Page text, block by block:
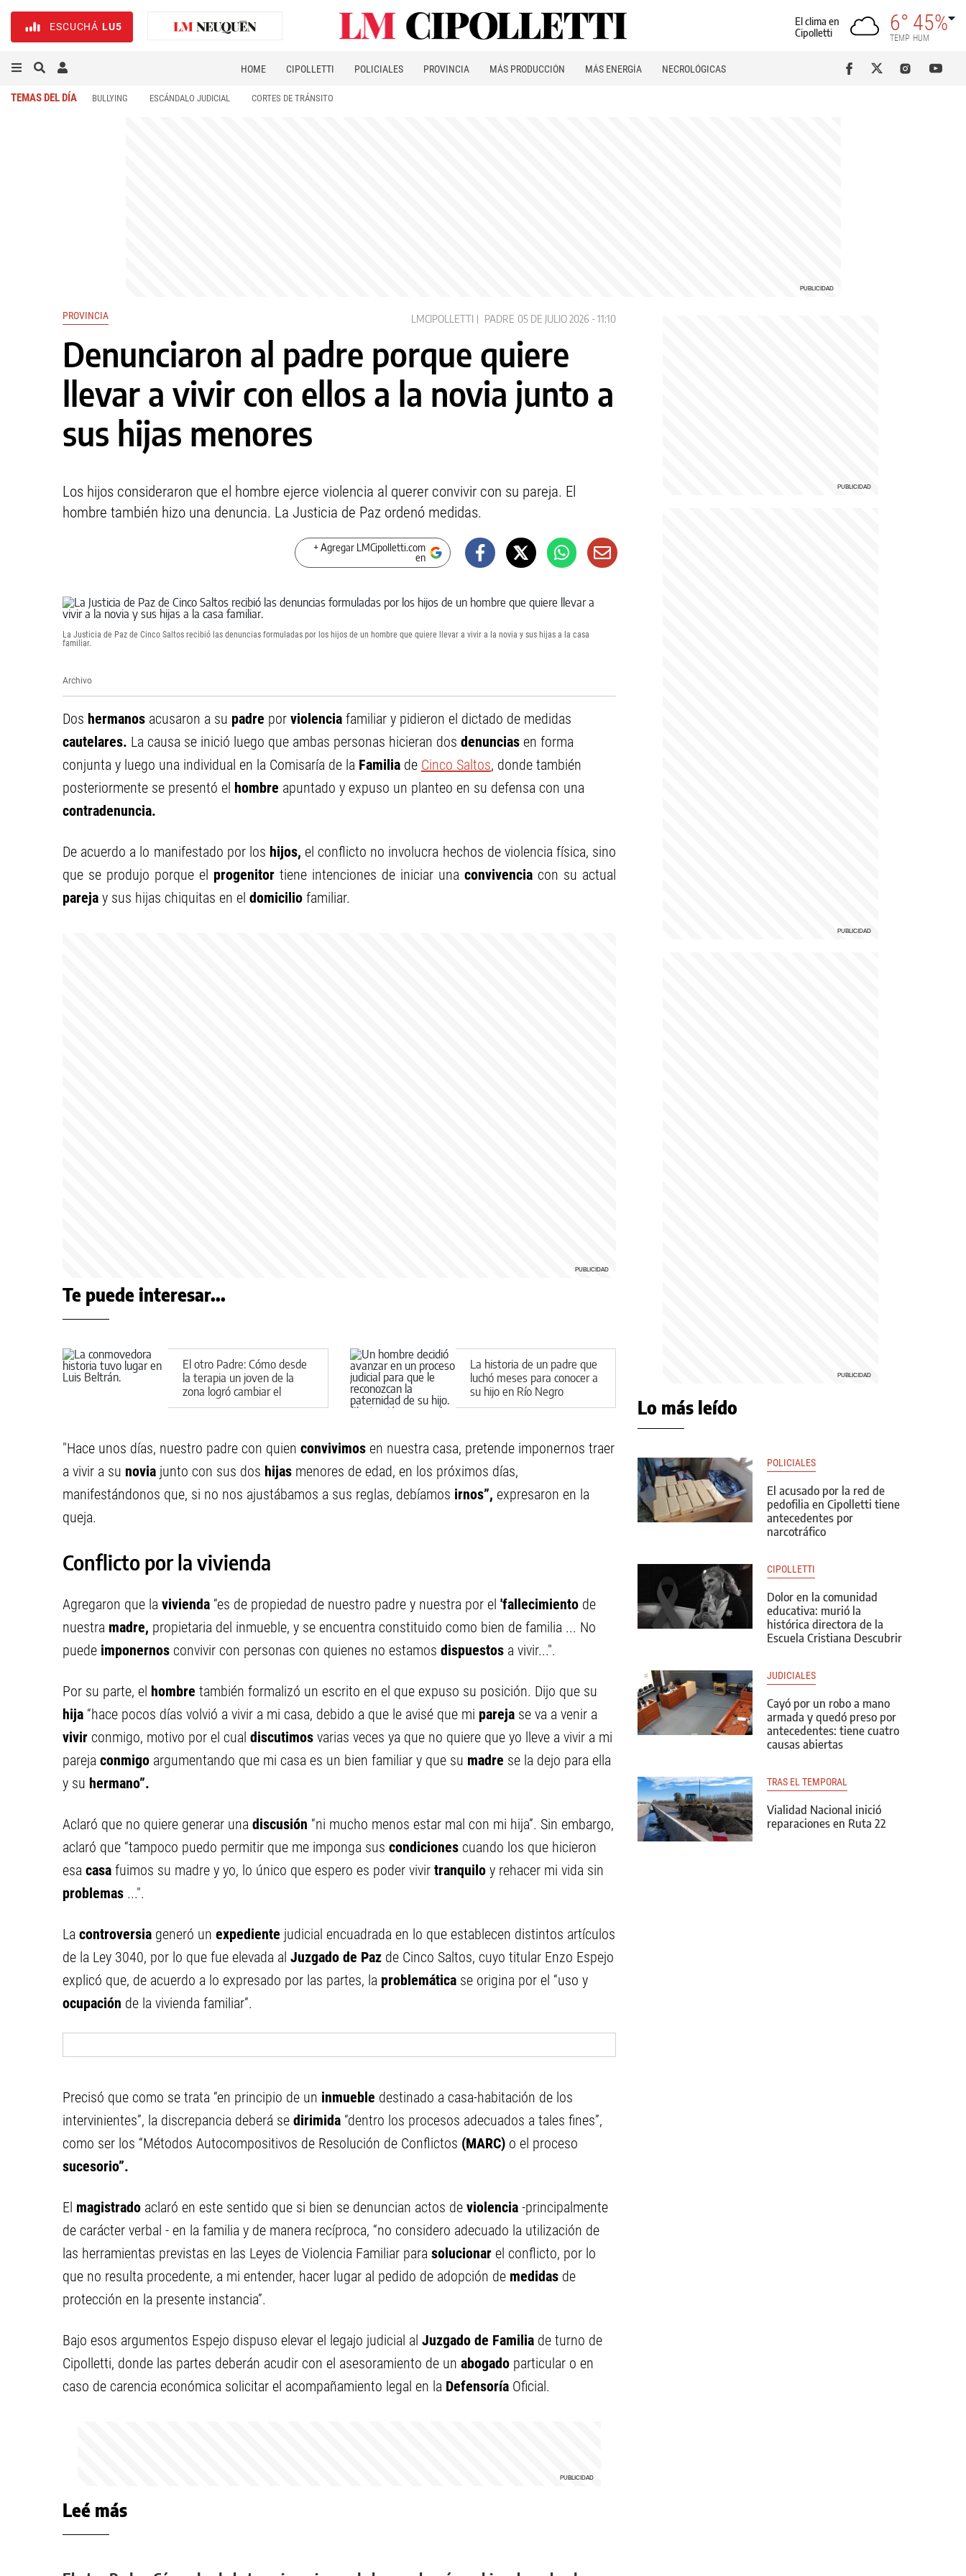
ESCUCHÁ LU5
El clima en
Cipolletti
6°
TEMP
45%
HUM
HOME CIPOLLETTI POLICIALES PROVINCIA MÁS PRODUCCIÓN MÁS ENERGÍA NECROLÓGICAS
TEMAS DEL DÍA BULLYING ESCÁNDALO JUDICIAL CORTES DE TRÁNSITO
PROVINCIA LMCIPOLLETTI PADRE 05 DE JULIO 2026 - 11:10
Denunciaron al padre porque quiere
llevar a vivir con ellos a la novia junto a
sus hijas menores
Los hijos consideraron que el hombre ejerce violencia al querer convivir con su pareja. El
hombre también hizo una denuncia. La Justicia de Paz ordenó medidas.
+ Agregar LMCipolletti.com
en
La Justicia de Paz de Cinco Saltos recibió las denuncias formuladas por los hijos de un hombre que quiere llevar a vivir a la novia y sus hijas a la casa
familiar.
Archivo
Dos hermanos acusaron a su padre por violencia familiar y pidieron el dictado de medidas
cautelares. La causa se inició luego que ambas personas hicieran dos denuncias en forma
conjunta y luego una individual en la Comisaría de la Familia de Cinco Saltos, donde también
posteriormente se presentó el hombre apuntado y expuso un planteo en su defensa con una
contradenuncia.
De acuerdo a lo manifestado por los hijos, el conflicto no involucra hechos de violencia física, sino
que se produjo porque el progenitor tiene intenciones de iniciar una convivencia con su actual
pareja y sus hijas chiquitas en el domicilio familiar.
Te puede interesar...
El otro Padre: Cómo desde
la terapia un joven de la
zona logró cambiar el
rumbo de una causa judicial
La historia de un padre que
luchó meses para conocer a
su hijo en Río Negro
"Hace unos días, nuestro padre con quien convivimos en nuestra casa, pretende imponernos traer
a vivir a su novia junto con sus dos hijas menores de edad, en los próximos días,
manifestándonos que, si no nos ajustábamos a sus reglas, debíamos irnos”, expresaron en la
queja.
Conflicto por la vivienda
Agregaron que la vivienda “es de propiedad de nuestro padre y nuestra por el 'fallecimiento de
nuestra madre, propietaria del inmueble, y se encuentra constituido como bien de familia ... No
puede imponernos convivir con personas con quienes no estamos dispuestos a vivir...".
Por su parte, el hombre también formalizó un escrito en el que expuso su posición. Dijo que su
hija “hace pocos días volvió a vivir a mi casa, debido a que le avisé que mi pareja se va a venir a
vivir conmigo, motivo por el cual discutimos varias veces ya que no quiere que yo lleve a vivir a mi
pareja conmigo argumentando que mi casa es un bien familiar y que su madre se la dejo para ella
y su hermano”.
Aclaró que no quiere generar una discusión “ni mucho menos estar mal con mi hija”. Sin embargo,
aclaró que “tampoco puedo permitir que me imponga sus condiciones cuando los que hicieron
esa casa fuimos su madre y yo, lo único que espero es poder vivir tranquilo y rehacer mi vida sin
problemas ...".
La controversia generó un expediente judicial encuadrada en lo que establecen distintos artículos
de la Ley 3040, por lo que fue elevada al Juzgado de Paz de Cinco Saltos, cuyo titular Enzo Espejo
explicó que, de acuerdo a lo expresado por las partes, la problemática se origina por el “uso y
ocupación de la vivienda familiar”.
Precisó que como se trata “en principio de un inmueble destinado a casa-habitación de los
intervinientes”, la discrepancia deberá se dirimida “dentro los procesos adecuados a tales fines”,
como ser los “Métodos Autocompositivos de Resolución de Conflictos (MARC) o el proceso
sucesorio”.
El magistrado aclaró en este sentido que si bien se denuncian actos de violencia -principalmente
de carácter verbal - en la familia y de manera recíproca, “no considero adecuado la utilización de
las herramientas previstas en las Leyes de Violencia Familiar para solucionar el conflicto, por lo
que no resulta procedente, a mi entender, hacer lugar al pedido de adopción de medidas de
protección en la presente instancia”.
Bajo esos argumentos Espejo dispuso elevar el legajo judicial al Juzgado de Familia de turno de
Cipolletti, donde las partes deberán acudir con el asesoramiento de un abogado particular o en
caso de carencia económica solicitar el acompañamiento legal en la Defensoría Oficial.
Leé más
Lo más leído
POLICIALES
El acusado por la red de
pedofilia en Cipolletti tiene
antecedentes por
narcotráfico
CIPOLLETTI
Dolor en la comunidad
educativa: murió la
histórica directora de la
Escuela Cristiana Descubrir
JUDICIALES
Cayó por un robo a mano
armada y quedó preso por
antecedentes: tiene cuatro
causas abiertas
TRAS EL TEMPORAL
Vialidad Nacional inició
reparaciones en Ruta 22